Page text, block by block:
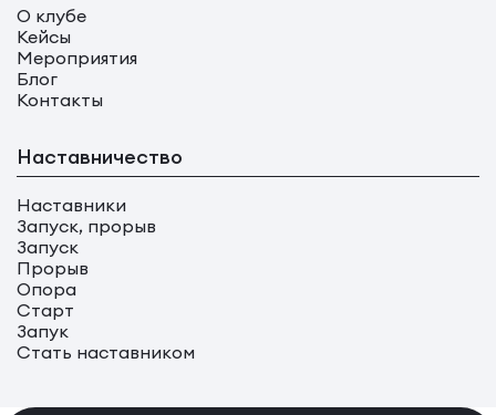
О клубе
Кейсы
Мероприятия
Блог
Контакты
Наставничество
Наставники
Запуск, прорыв
Запуск
Прорыв
Опора
Старт
Запук
Стать наставником